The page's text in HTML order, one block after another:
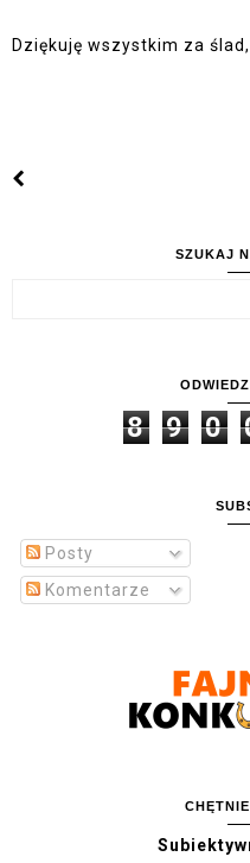
Dziękuję wszystkim za
SZUKAJ
8 9 0
Posty
Komentarze